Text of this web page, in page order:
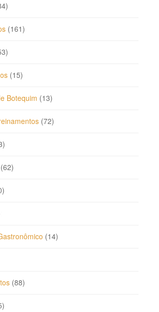
(161)
(15)
Botequim (13)
(72)
(62)
(14)
(88)